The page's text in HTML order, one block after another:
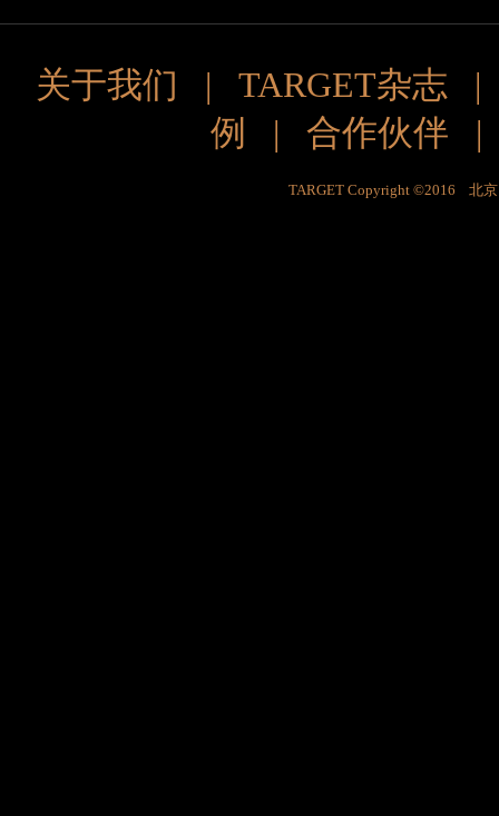
关于我们 | TARGET杂志
例
| 合作伙伴
TARGET Copyright ©2016 北